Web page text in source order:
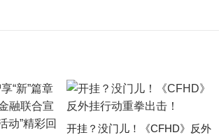
开挂？没门儿！《CFHD》反外